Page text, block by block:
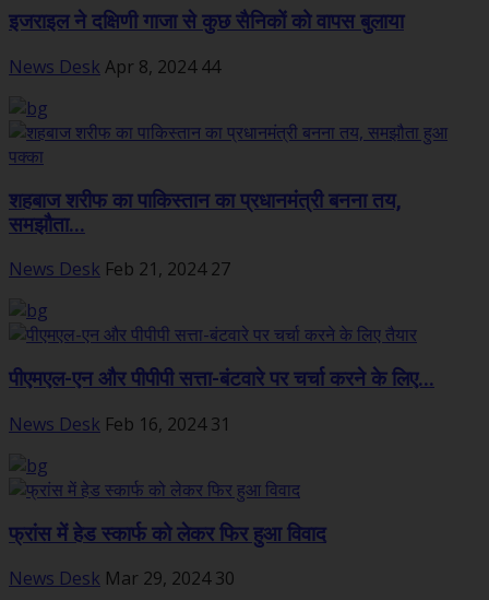
इजराइल ने दक्षिणी गाजा से कुछ सैनिकों को वापस बुलाया
News Desk Apr 8, 2024 44
शहबाज शरीफ का पाकिस्तान का प्रधानमंत्री बनना तय,
समझौता...
News Desk Feb 21, 2024 27
पीएमएल-एन और पीपीपी सत्ता-बंटवारे पर चर्चा करने के लिए...
News Desk Feb 16, 2024 31
फ्रांस में हेड स्कार्फ को लेकर फिर हुआ विवाद
News Desk Mar 29, 2024 30